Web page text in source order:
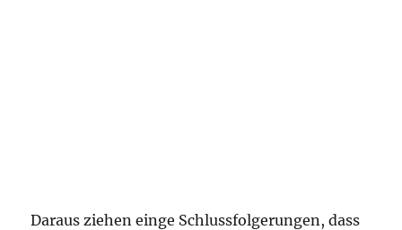
Daraus ziehen einge Schlussfolgerungen, dass